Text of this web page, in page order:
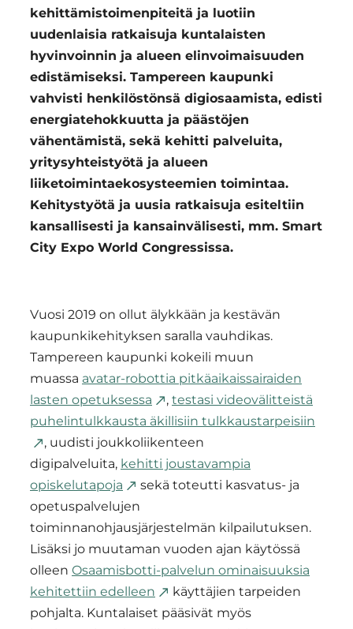
kehittämistoimenpiteitä ja luotiin
uudenlaisia ratkaisuja kuntalaisten
hyvinvoinnin ja alueen elinvoimaisuuden
edistämiseksi. Tampereen kaupunki
vahvisti henkilöstönsä digiosaamista, edisti
energiatehokkuutta ja päästöjen
vähentämistä, sekä kehitti palveluita,
yritysyhteistyötä ja alueen
liiketoimintaekosysteemien toimintaa.
Kehitystyötä ja uusia ratkaisuja esiteltiin
kansallisesti ja kansainvälisesti, mm. Smart
City Expo World Congressissa.
Vuosi 2019 on ollut älykkään ja kestävän
kaupunkikehityksen saralla vauhdikas.
Tampereen kaupunki kokeili muun
muassa avatar-robottia pitkäaikaissairaiden
lasten opetuksessa
, testasi videovälitteistä
puhelintulkkausta äkillisiin tulkkaustarpeisiin
, uudisti joukkoliikenteen
digipalveluita, kehitti joustavampia
opiskelutapoja
sekä toteutti kasvatus- ja
opetuspalvelujen
toiminnanohjausjärjestelmän kilpailutuksen.
Lisäksi jo muutaman vuoden ajan käytössä
olleen Osaamisbotti-palvelun ominaisuuksia
kehitettiin edelleen
käyttäjien tarpeiden
pohjalta. Kuntalaiset pääsivät myös